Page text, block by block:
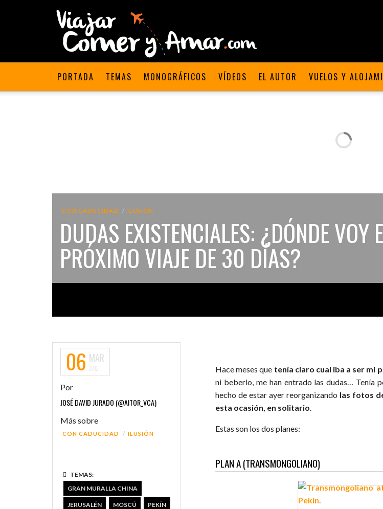
PORTADA TEMAS MONOGRÁFICOS VÍDEOS EL AUTOR VUELOS Y
CON CADUCIDAD ILUSIÓN
DUDAS EXISTENCIALES: ¿DÓNDE VOY
PRÓXIMO VIAJE DE 30 DÍAS?
Hace meses que tenía claro cual iba a ser mi
ni beberlo, me han entrado las dudas… Tenía
hecho de estar ayer reorganizando las fotos
esta ocasión, en solitario.
Estas son los dos planes:
PLAN A (TRANSMONGOLIANO)
06 MAR
Por
JOSÉ DAVID JURADO (@AITOR_VCA)
Más sobre
CON CADUCIDAD ILUSIÓN
TEMAS:
GRAN MURALLA CHINA
JERUSALÉN MOSCÚ PEKÍN